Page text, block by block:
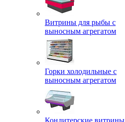
Витрины для рыбы с
выносным агрегатом
Горки холодильные с
выносным агрегатом
Кондитерские витрины